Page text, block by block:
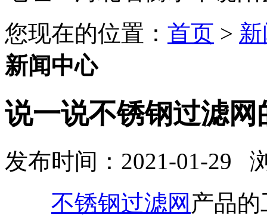
您现在的位置： 首页 >
新闻中心
说一说不锈钢过滤网​
发布时间：2021-01-29
不锈钢过滤网 产品